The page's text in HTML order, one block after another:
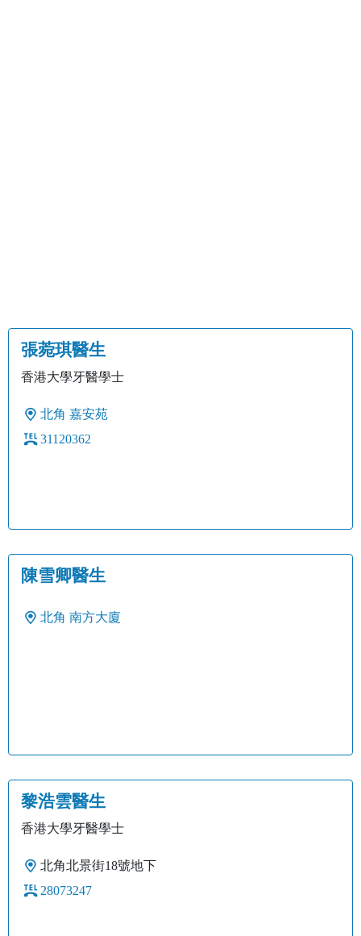
張菀琪醫生
香港大學牙醫學士
北角 嘉安苑
31120362
陳雪卿醫生
北角 南方大廈
黎浩雲醫生
香港大學牙醫學士
北角北景街18號地下
28073247